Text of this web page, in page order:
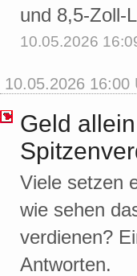
und 8,5-Zoll-
10.05.2026
10.05.2026 16:00
Geld
Viele setzen
wie sehen
verdienen?
Antworten.